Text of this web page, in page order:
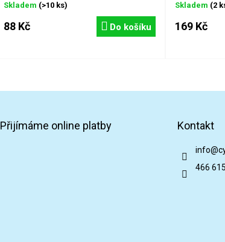
Skladem (>10 ks)
88 Kč Do košíku
Skladem (2
169 Kč
Přijímáme online platby Kontakt
info@
466